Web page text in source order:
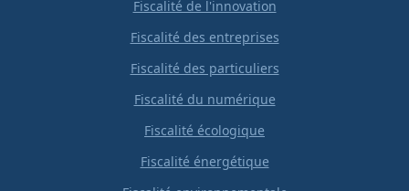
Fiscalité de l'innovation
Fiscalité des entreprises
Fiscalité des particuliers
Fiscalité du numérique
Fiscalité écologique
Fiscalité énergétique